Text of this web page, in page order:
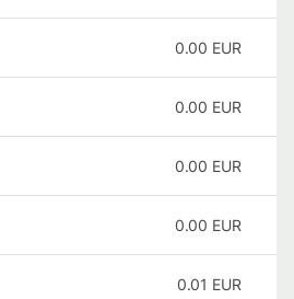
0.00 EUR
0.00 EUR
0.00 EUR
0.00 EUR
0.01 EUR